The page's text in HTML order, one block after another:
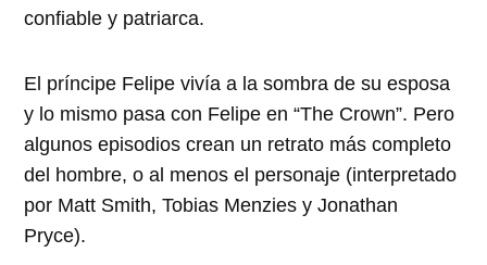
confiable y patriarca.
El príncipe Felipe vivía a la sombra de su esposa
y lo mismo pasa con Felipe en “The Crown”. Pero
algunos episodios crean un retrato más completo
del hombre, o al menos el personaje (interpretado
por Matt Smith, Tobias Menzies y Jonathan
Pryce).